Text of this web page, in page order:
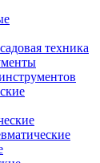
техника